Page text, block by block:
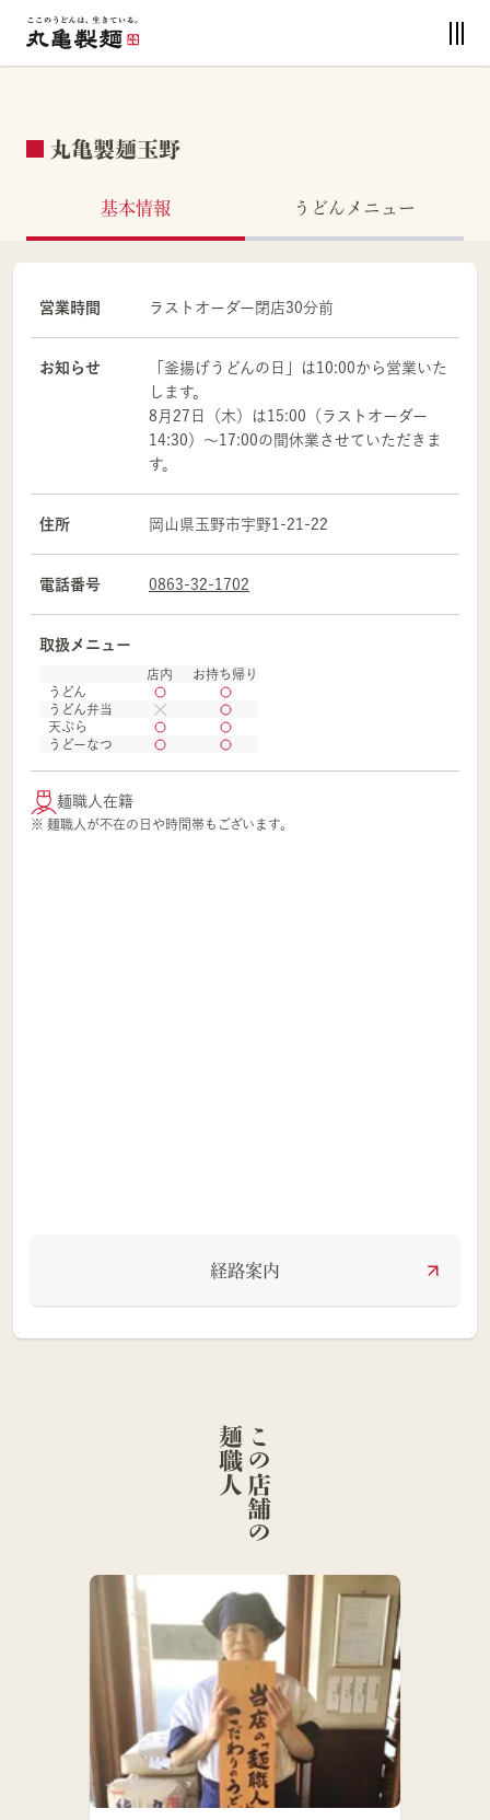
丸亀製麺玉野
基本情報 うどんメニュー
営業時間 ラストオーダー閉店30分前
お知らせ
「釜揚げうどんの日」は10:00から営業いた
します。
8月27日（木）は15:00（ラストオーダー
14:30）～17:00の間休業させていただきま
す。
住所 岡山県 玉野市宇野1-21-22
電話番号 0863-32-1702
取扱メニュー
店内
お持ち帰り
うどん
うどん弁当
天ぷら
うどーなつ
麺職人在籍
※ 麺職人が不在の日や時間帯もございます。
経路案内
こ
の
店
舗
の
麺
職
人